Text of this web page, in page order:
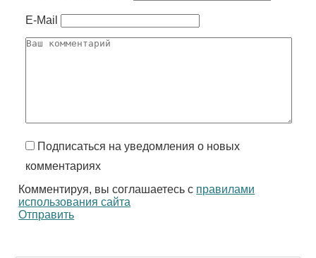
E-Mail
Подписаться на уведомления о новых
комментариях
Комментируя, вы соглашаетесь с правилами
использования сайта
Отправить